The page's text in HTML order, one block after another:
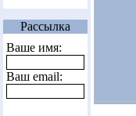
Рассылка
Ваше имя:
Ваш email: